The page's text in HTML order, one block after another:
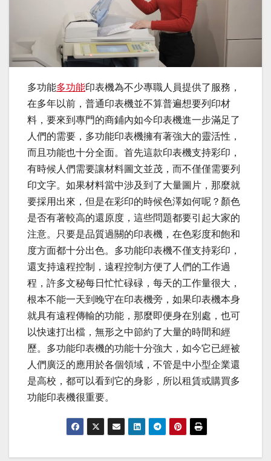
多功能多功能印表機為不少專職人員提供了服務，
在多年以前，普通印表機並不算普遍想要列印材
料，要來到專門的商鋪內如今印表機進一步滿足了
人們的需要，多功能印表機擁有著強大的靈活性，
而且功能也十分全面。首先這款印表機支持彩印，
有時候人們需要讓材料圖文並茂，而不僅僅需要列
印文字。如果材料當中涉及到了大量圖片，那麼就
要採用出來，但是在彩印的時候色澤如何呢？顏色
是否有著較高的還原度，這些問題都要引起大家的
注意。只要是品質過關的印表機，在色彩度和飽和
度方面都十分出色。多功能印表機不僅支持彩印，
還支持遠程控制，遠程控制方便了人們的工作過
程，許多文秘每日忙忙碌碌，每天的工作量很大，
根本不能一天到晚守在印表機旁，如果印表機本身
就具有遠程傳輸的功能，那麼即便身在別處，也可
以快速打出檔，無形之中節約了大量的時間和經
歷。多功能印表機的功能十分強大，如今它已經被
人們廣泛的應用於各個領域，不管是中小型企業還
是高校，都可以看到它的身影，所以租賃或購買多
功能印表機很重要。